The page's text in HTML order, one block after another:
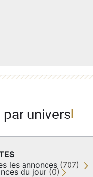
univers
les annonces (707)
du jour (0)